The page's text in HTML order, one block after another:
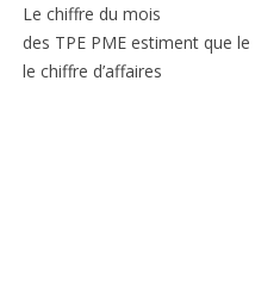
Le chiffre du mois
des TPE PME estiment que
le chiffre d’affaires